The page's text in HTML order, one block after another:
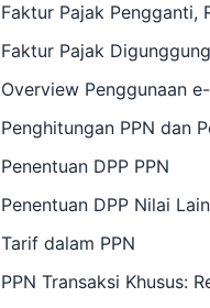
Faktur Pajak Pengganti,
Faktur Pajak Digunggung
Overview Penggunaan
Penghitungan PPN dan
Penentuan DPP PPN
Penentuan DPP Nilai Lain
Tarif dalam PPN
PPN Transaksi Khusus: